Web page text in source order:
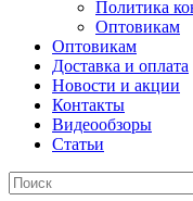
Политика
Оптовикам
Оптовикам
Доставка и оплата
Новости и акции
Контакты
Видеообзоры
Статьи